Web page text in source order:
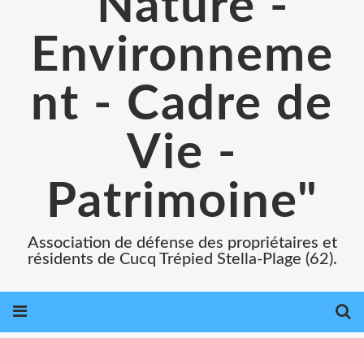
Environneme
nt - Cadre de
Vie -
Patrimoine"
Association de défense des propriétaires et
résidents de Cucq Trépied Stella-Plage (62).